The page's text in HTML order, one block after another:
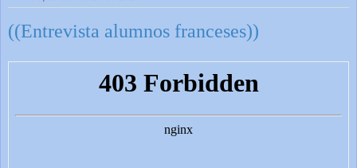
((Entrevista alumnos franceses))